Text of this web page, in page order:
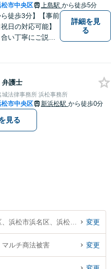
松市中央区 上島駅 から徒歩5分
ら徒歩3分】【事前
日の対応可能】
い丁寧にご説明
詳細を見
る
弁護士
城法律事務所 浜松事務所
松市中央区 新浜松駅 から徒歩0分
見る
変更
ルチ商法被害 変更